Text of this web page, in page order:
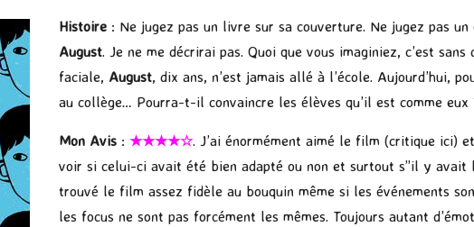
Histoire : Ne jugez pas un livre sur sa couverture. Ne jugez pas un
August. Je ne me décrirai pas. Quoi que vous imaginiez, c’est
faciale, August, dix ans, n’est jamais allé à l’école. Aujourd’hui,
au collège… Pourra-t-il convaincre les élèves qu’il est comme eux
Mon Avis : ★★★★☆. J’ai énormément aimé le film (critique ici)
voir si celui-ci avait été bien adapté ou non et surtout s”il y avait
trouvé le film assez fidèle au bouquin même si les événements
les focus ne sont pas forcément les mêmes. Toujours autant